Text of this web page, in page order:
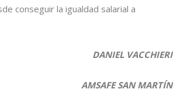
conseguir la igualdad salarial a
DANIEL VACCHIERI
AMSAFE SAN MARTÍN